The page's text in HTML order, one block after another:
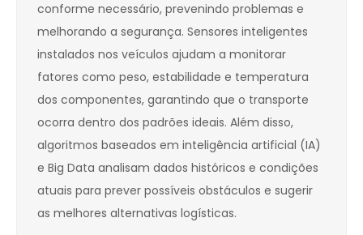
conforme necessário, prevenindo problemas e
melhorando a segurança. Sensores inteligentes
instalados nos veículos ajudam a monitorar
fatores como peso, estabilidade e temperatura
dos componentes, garantindo que o transporte
ocorra dentro dos padrões ideais. Além disso,
algoritmos baseados em inteligência artificial (IA)
e Big Data analisam dados históricos e condições
atuais para prever possíveis obstáculos e sugerir
as melhores alternativas logísticas.